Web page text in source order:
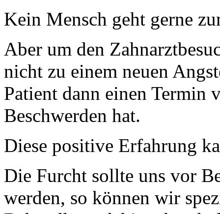
Kein Mensch geht gerne
Aber um den
nicht zu einem neuen
Patient dann einen Termin
Beschwerden hat.
Diese positive Erfahrung
Die Furcht sollte uns vor
werden, so können wir